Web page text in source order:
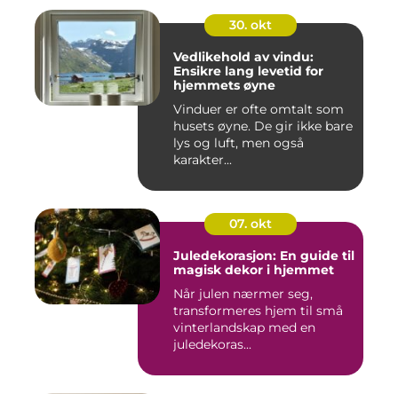
30. okt
Vedlikehold av vindu:
Ensikre lang levetid for
hjemmets øyne
Vinduer er ofte omtalt som
husets øyne. De gir ikke bare
lys og luft, men også
karakter...
07. okt
Juledekorasjon: En guide til
magisk dekor i hjemmet
Når julen nærmer seg,
transformeres hjem til små
vinterlandskap med en
juledekoras...